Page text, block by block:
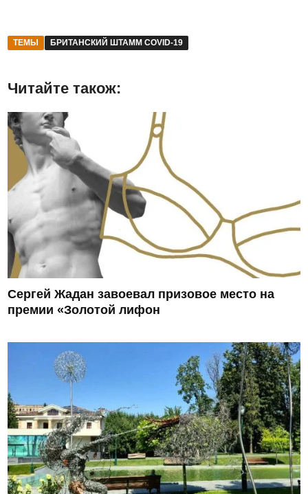
ТЕМЫ БРИТАНСКИЙ ШТАММ COVID-19
Читайте також:
Сергей Жадан завоевал призовое место на
премии «Золотой лифон